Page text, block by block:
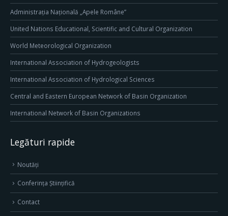
Administrația Națională „Apele Române”
United Nations Educational, Scientific and Cultural Organization
World Meteorological Organization
International Association of Hydrogeologists
International Association of Hydrological Sciences
Central and Eastern European Network of Basin Organization
International Network of Basin Organizations
Legături rapide
Noutăți
Conferința Științifică
Contact